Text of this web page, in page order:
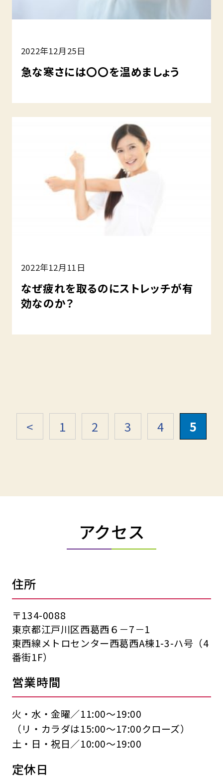
2022年12月25日
急な寒さには〇〇を温めましょう
2022年12月11日
なぜ疲れを取るのにストレッチが有
効なのか？
< 1 2 3 4 5
アクセス
住所
〒134-0088
東京都江戸川区西葛西６－7－1
東西線メトロセンター西葛西A棟1-3-ハ号（4
番街1F）
営業時間
火・水・金曜／11:00〜19:00
（リ・カラダは15:00〜17:00クローズ）
土・日・祝日／10:00〜19:00
定休日